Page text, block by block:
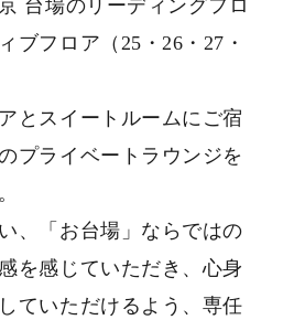
台場のリーディングフロ
ブフロア（25・26・27・
とスイートルームにご宿
プライベートラウンジを
、「お台場」ならではの
を感じていただき、心身
ていただけるよう、専任